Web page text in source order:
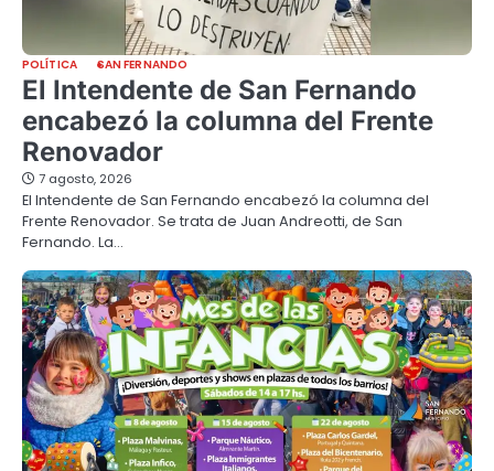
POLÍTICA SAN FERNANDO
El Intendente de San Fernando
encabezó la columna del Frente
Renovador
7 agosto, 2026
El Intendente de San Fernando encabezó la columna del
Frente Renovador. Se trata de Juan Andreotti, de San
Fernando. La…